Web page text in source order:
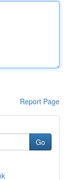
Report Page
Go